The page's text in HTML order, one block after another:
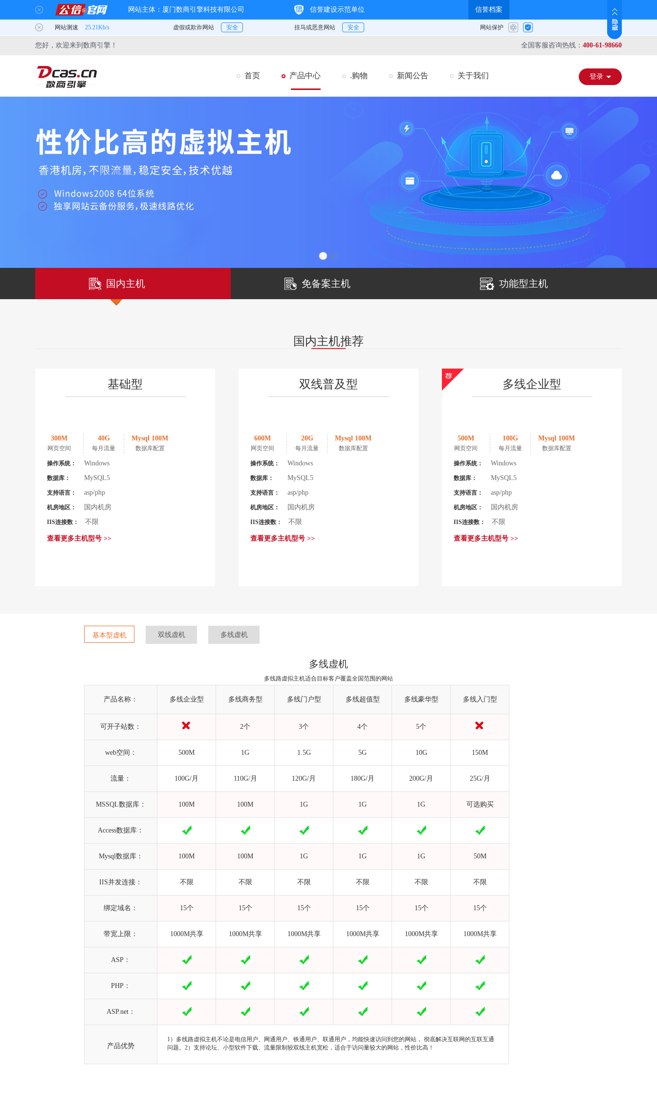
您好，欢迎来到数商引擎！ 全国客服咨询热线： 400-61-98660
登录
首页 产品中心 .购物 新闻公告 关于我们
国内主机 免备案主机 功能型主机
国内主机推荐
基础型
300M
网页空间
40G
每月流量
Mysql 100M
数据库配置
操作系统： Windows
数据库： MySQL5
支持语言： asp/php
机房地区： 国内机房
IIS连接数： 不限
查看更多主机型号 >>
双线普及型
600M
网页空间
20G
每月流量
Mysql 100M
数据库配置
操作系统： Windows
数据库： MySQL5
支持语言： asp/php
机房地区： 国内机房
IIS连接数： 不限
查看更多主机型号 >>
多线企业型
500M
网页空间
100G
每月流量
Mysql 100M
数据库配置
操作系统： Windows
数据库： MySQL5
支持语言： asp/php
机房地区： 国内机房
IIS连接数： 不限
查看更多主机型号 >>
基本型虚机 双线虚机 多线虚机
多线虚机
多线路虚拟主机适合目标客户覆盖全国范围的网站
产品名称：
可开子站数：
web空间：
流量：
MSSQL数据库：
Access数据库：
Mysql数据库：
IIS并发连接：
绑定域名：
带宽上限：
ASP：
PHP：
ASP.net：
多线企业型
500M
100G/月
100M
100M
不限
15个
1000M共享
多线商务型
2个
1G
110G/月
100M
100M
不限
15个
1000M共享
多线门户型
3个
1.5G
120G/月
1G
1G
不限
15个
1000M共享
多线超值型
4个
5G
180G/月
1G
1G
不限
15个
1000M共享
多线豪华型
5个
10G
200G/月
1G
1G
不限
15个
1000M共享
多线入门型
150M
25G/月
可选购买
50M
不限
15个
1000M共享
产品优势
1）多线路虚拟主机不论是电信用户、网通用户、铁通用户、联通用户，均能快速访问到您的网站， 彻底解决互联网的互联互通
问题。2）支持论坛、小型软件下载、流量限制较双线主机宽松，适合于访问量较大的网站，性价比高！